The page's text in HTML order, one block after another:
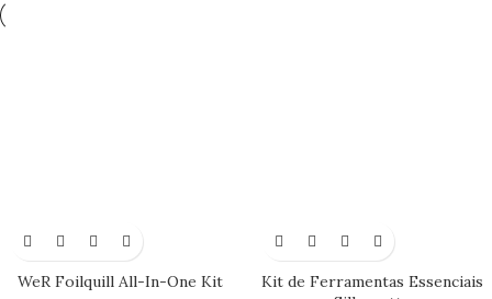
WeR Foilquill All-In-One Kit
Kit de Ferramentas Essenciais